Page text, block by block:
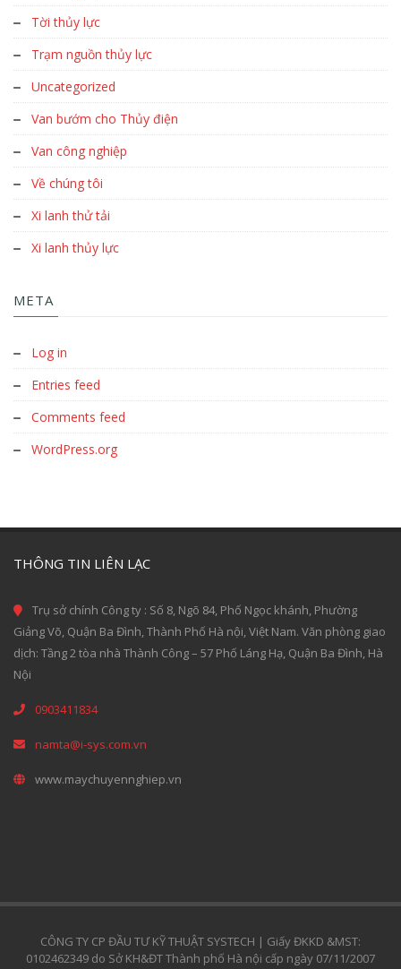
Tời thủy lực
Trạm nguồn thủy lực
Uncategorized
Van bướm cho Thủy điện
Van công nghiệp
Về chúng tôi
Xi lanh thử tải
Xi lanh thủy lực
META
Log in
Entries feed
Comments feed
WordPress.org
THÔNG TIN LIÊN LẠC
Trụ sở chính Công ty : Số 8, Ngõ 84, Phố Ngọc khánh, Phường
Giảng Võ, Quận Ba Đình, Thành Phố Hà nội, Việt Nam. Văn phòng giao
dịch: Tầng 2 tòa nhà Thành Công – 57 Phố Láng Hạ, Quận Ba Đình, Hà
Nội
0903411834
namta@i-sys.com.vn
www.maychuyennghiep.vn
CÔNG TY CP ĐẦU TƯ KỸ THUẬT SYSTECH | Giấy ĐKKD &MST:
0102462349 do Sở KH&ĐT Thành phố Hà nội cấp ngày 07/11/2007